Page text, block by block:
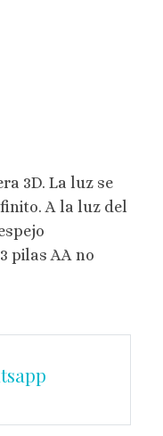
3D. La luz se
A la luz del
pilas AA no